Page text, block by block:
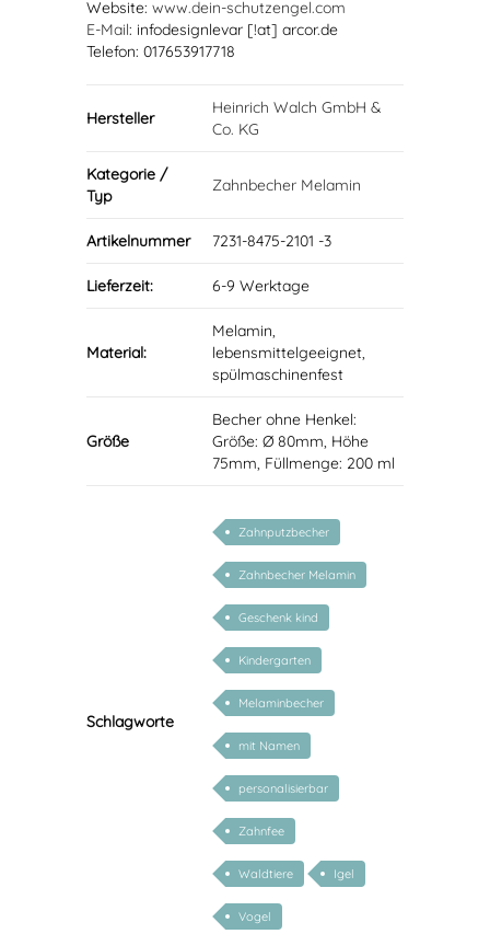
Website: www.dein-schutzengel.com
E-Mail: infodesignlevar [!at] arcor.de
Telefon: 017653917718
Hersteller
Heinrich Walch GmbH &
Co. KG
Kategorie /
Typ
Zahnbecher Melamin
Artikelnummer 7231-8475-2101 -3
Lieferzeit: 6-9 Werktage
Material:
Melamin,
lebensmittelgeeignet,
spülmaschinenfest
Größe
Becher ohne Henkel:
Größe: Ø 80mm, Höhe
75mm, Füllmenge: 200 ml
Schlagworte
Zahnputzbecher
Zahnbecher Melamin
Geschenk kind
Kindergarten
Melaminbecher
mit Namen
personalisierbar
Zahnfee
Waldtiere Igel
Vogel